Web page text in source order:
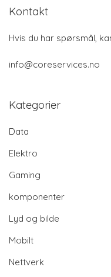
Kontakt
Hvis du har spørsmål,
info@coreservices.no
Kategorier
Data
Elektro
Gaming
komponenter
Lyd og bilde
Mobilt
Nettverk